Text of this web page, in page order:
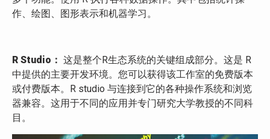
作、绘图、图形表示和机器学习。
R Studio： 这是整个R生态系统的关键组成部分。这是 R
中提供的主要开发环境。您可以获得该工作室的免费版本
或付费版本。R studio 与连接到它的各种操作系统和浏览
器兼容。这用于不同的应用并专门研究大学教授的不同科
目。